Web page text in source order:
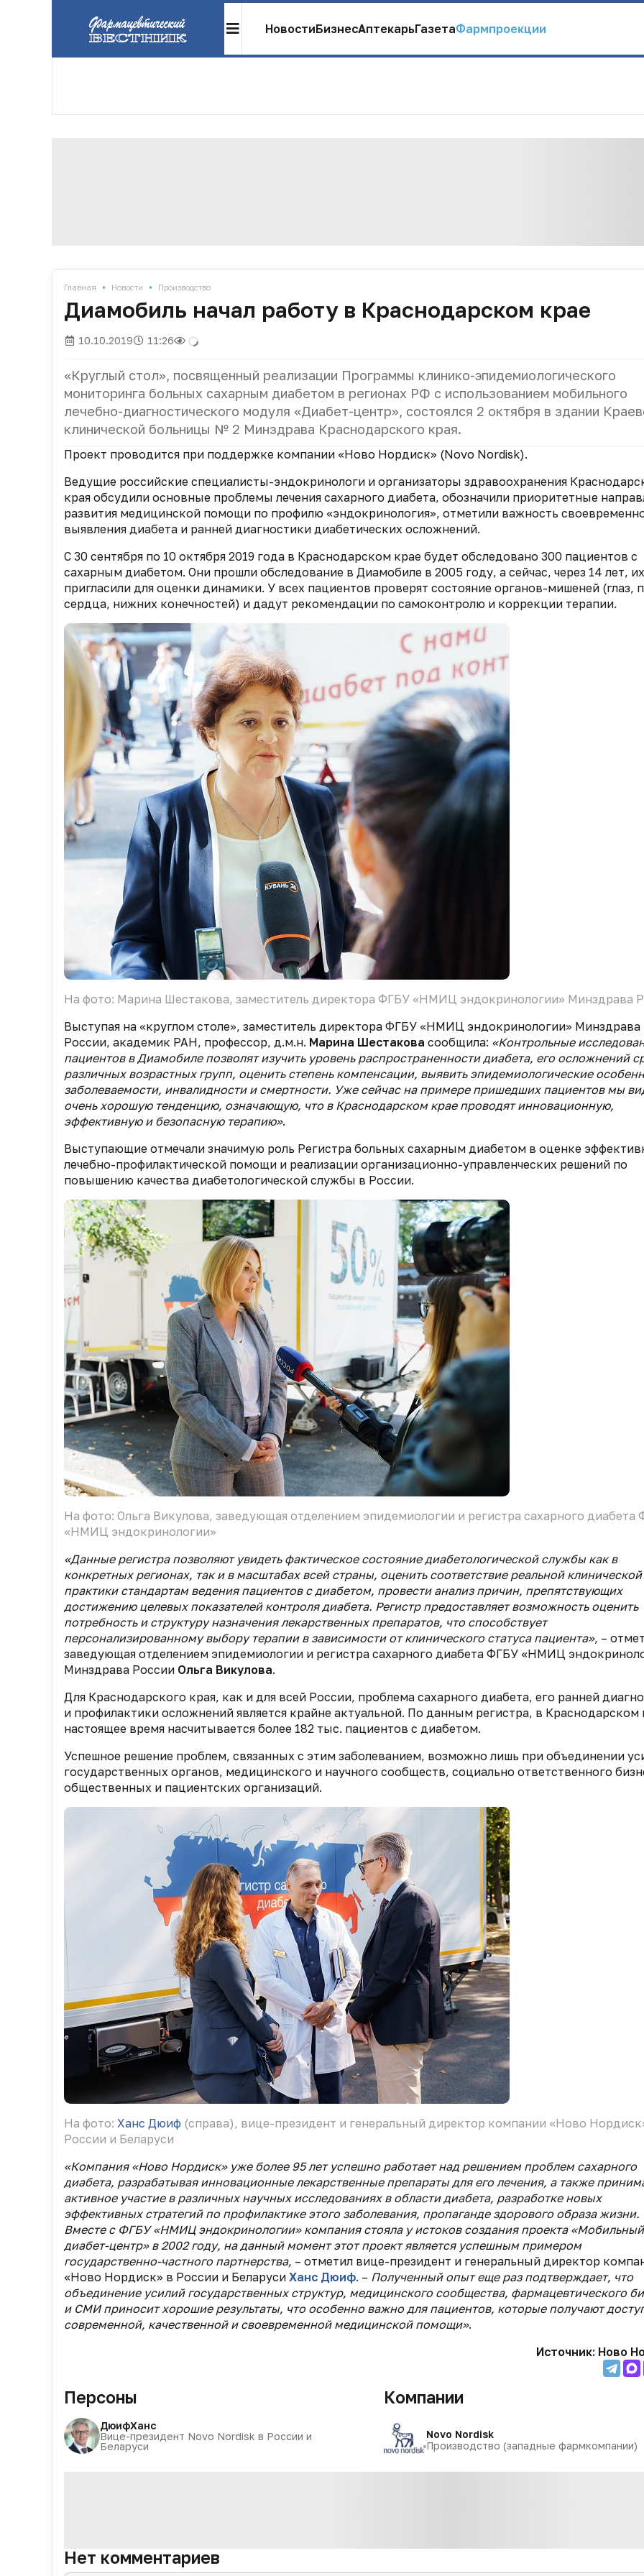
НовостиБизнесАптекарьГазетаФармпроекции
Главная • Новости • Производство
Диамобиль начал работу в Краснодарском крае
10.10.2019 11:26
«Круглый стол», посвященный реализации Программы клинико-эпидемиологического
мониторинга больных сахарным диабетом в регионах РФ с использованием мобильного
лечебно-диагностического модуля «Диабет-центр», состоялся 2 октября в здании
клинической больницы № 2 Минздрава Краснодарского края.
Проект проводится при поддержке компании «Ново Нордиск» (Novo Nordisk).
Ведущие российские специалисты-эндокринологи и организаторы здравоохранения
края обсудили основные проблемы лечения сахарного диабета, обозначили приоритетные
развития медицинской помощи по профилю «эндокринология», отметили важность
выявления диабета и ранней диагностики диабетических осложнений.
С 30 сентября по 10 октября 2019 года в Краснодарском крае будет обследовано 300 пациентов с
сахарным диабетом. Они прошли обследование в Диамобиле в 2005 году, а сейчас, через 14 лет, их
пригласили для оценки динамики. У всех пациентов проверят состояние органов-мишеней (глаз,
сердца, нижних конечностей) и дадут рекомендации по самоконтролю и коррекции терапии.
На фото: Марина Шестакова, заместитель директора ФГБУ «НМИЦ эндокринологии» Минздрава
Выступая на «круглом столе», заместитель директора ФГБУ «НМИЦ эндокринологии» Минздрава
России, академик РАН, профессор, д.м.н. Марина Шестакова сообщила: «Контрольные
пациентов в Диамобиле позволят изучить уровень распространенности диабета, его осложнений
различных возрастных групп, оценить степень компенсации, выявить эпидемиологические
заболеваемости, инвалидности и смертности. Уже сейчас на примере пришедших пациентов мы
очень хорошую тенденцию, означающую, что в Краснодарском крае проводят инновационную,
эффективную и безопасную терапию».
Выступающие отмечали значимую роль Регистра больных сахарным диабетом в оценке
лечебно-профилактической помощи и реализации организационно-управленческих решений по
повышению качества диабетологической службы в России.
На фото: Ольга Викулова, заведующая отделением эпидемиологии и регистра сахарного диабета
«НМИЦ эндокринологии»
«Данные регистра позволяют увидеть фактическое состояние диабетологической службы как в
конкретных регионах, так и в масштабах всей страны, оценить соответствие реальной клинической
практики стандартам ведения пациентов с диабетом, провести анализ причин, препятствующих
достижению целевых показателей контроля диабета. Регистр предоставляет возможность оценить
потребность и структуру назначения лекарственных препаратов, что способствует
персонализированному выбору терапии в зависимости от клинического статуса пациента», –
заведующая отделением эпидемиологии и регистра сахарного диабета ФГБУ «НМИЦ
Минздрава России Ольга Викулова.
Для Краснодарского края, как и для всей России, проблема сахарного диабета, его ранней
и профилактики осложнений является крайне актуальной. По данным регистра, в Краснодарском
настоящее время насчитывается более 182 тыс. пациентов с диабетом.
Успешное решение проблем, связанных с этим заболеванием, возможно лишь при объединении
государственных органов, медицинского и научного сообществ, социально ответственного
общественных и пациентских организаций.
На фото: Ханс Дюиф (справа), вице-президент и генеральный директор компании «Ново
России и Беларуси
«Компания «Ново Нордиск» уже более 95 лет успешно работает над решением проблем сахарного
диабета, разрабатывая инновационные лекарственные препараты для его лечения, а также
активное участие в различных научных исследованиях в области диабета, разработке новых
эффективных стратегий по профилактике этого заболевания, пропаганде здорового образа жизни.
Вместе с ФГБУ «НМИЦ эндокринологии» компания стояла у истоков создания проекта «Мобильный
диабет-центр» в 2002 году, на данный момент этот проект является успешным примером
государственно-частного партнерства, – отметил вице-президент и генеральный директор
«Ново Нордиск» в России и Беларуси Ханс Дюиф. – Полученный опыт еще раз подтверждает, что
объединение усилий государственных структур, медицинского сообщества, фармацевтического
и СМИ приносит хорошие результаты, что особенно важно для пациентов, которые получают
современной, качественной и своевременной медицинской помощи».
Источник: Ново
Персоны
ДюифХанс
Вице-президент Novo Nordisk в России и
Беларуси
Компании
Novo Nordisk
Производство (западные фармкомпании)
Нет комментариев